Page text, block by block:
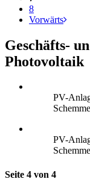
8
Vorwärts
Geschäfts-
Photovoltaik
PV-
PV-
Seite 4 von 4